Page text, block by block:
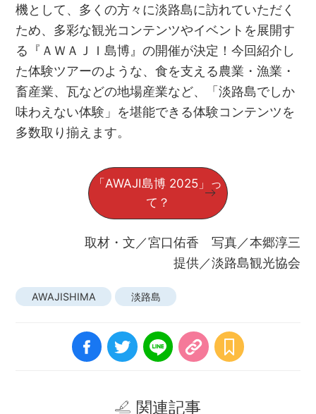
機として、多くの方々に淡路島に訪れていただく
ため、多彩な観光コンテンツやイベントを展開す
る『ＡＷＡＪＩ島博』の開催が決定！今回紹介し
た体験ツアーのような、食を支える農業・漁業・
畜産業、瓦などの地場産業など、「淡路島でしか
味わえない体験」を堪能できる体験コンテンツを
多数取り揃えます。
「AWAJI島博 2025」っ
て？
取材・文／宮口佑香 写真／本郷淳三
提供／淡路島観光協会
AWAJISHIMA 淡路島
関連記事